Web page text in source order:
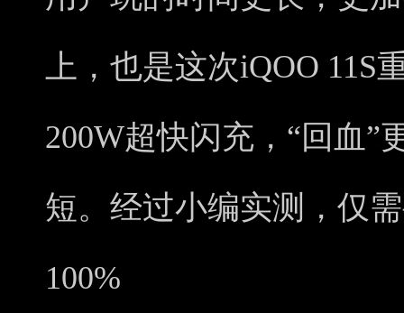
上，也是这次iQOO 11S
200W超快闪充，“回血”
短。经过小编实测，仅
100%